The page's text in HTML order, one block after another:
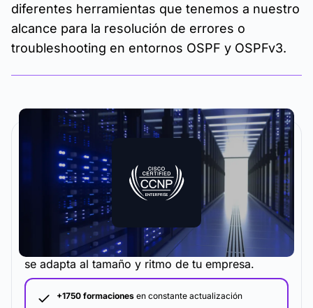
diferentes herramientas que tenemos a nuestro
alcance para la resolución de errores o
troubleshooting en entornos OSPF y OSPFv3.
La metodología y plataforma de formación que
se adapta al tamaño y ritmo de tu empresa.
+1750 formaciones en constante actualización